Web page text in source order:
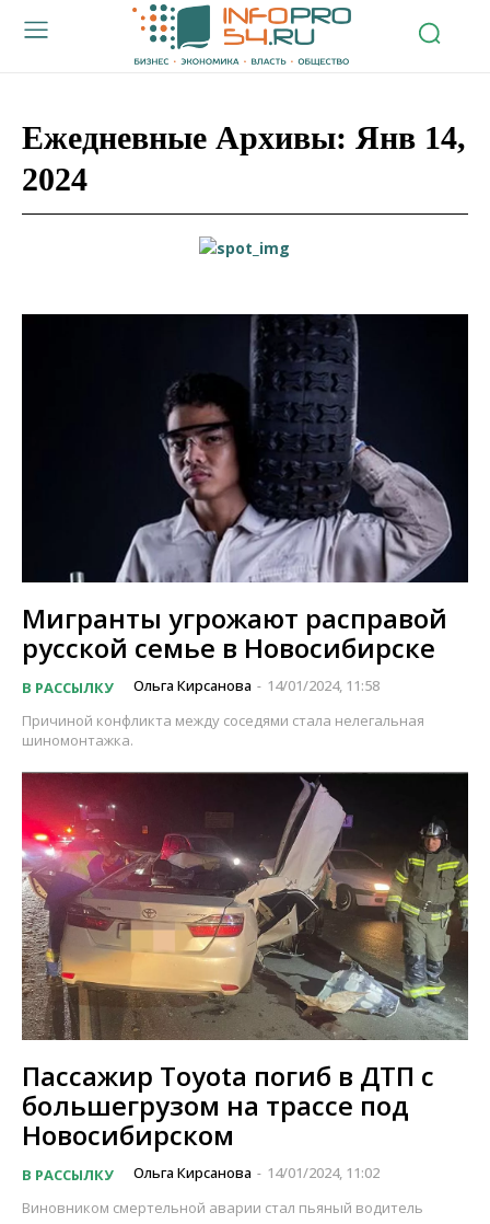
Ежедневные Архивы: Янв 14,
2024
Мигранты угрожают расправой
русской семье в Новосибирске
В РАССЫЛКУ Ольга Кирсанова - 14/01/2024, 11:58
Причиной конфликта между соседями стала нелегальная
шиномонтажка.
Пассажир Toyota погиб в ДТП с
большегрузом на трассе под
Новосибирском
В РАССЫЛКУ Ольга Кирсанова - 14/01/2024, 11:02
Виновником смертельной аварии стал пьяный водитель